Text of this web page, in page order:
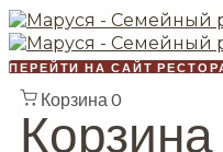
ПЕРЕЙТИ НА САЙТ
Корзина 0
Корзина